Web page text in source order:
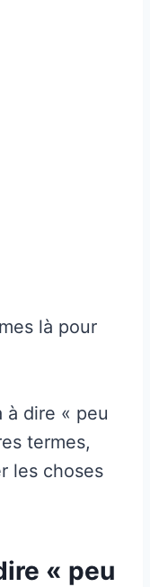
là pour
à dire « peu
termes,
les choses
« peu